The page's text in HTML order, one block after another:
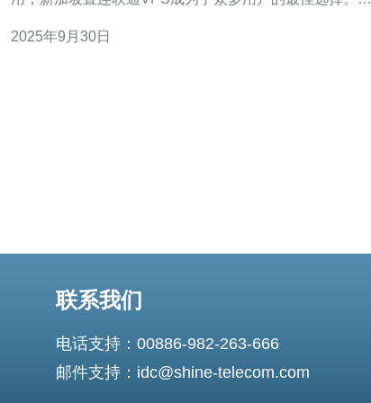
服务提供了极具竞争力的价格和性能。在本文中，我们将
2025年9月30日
联系我们
电话支持：00886-982-263-666
邮件支持：idc@shine-telecom.com